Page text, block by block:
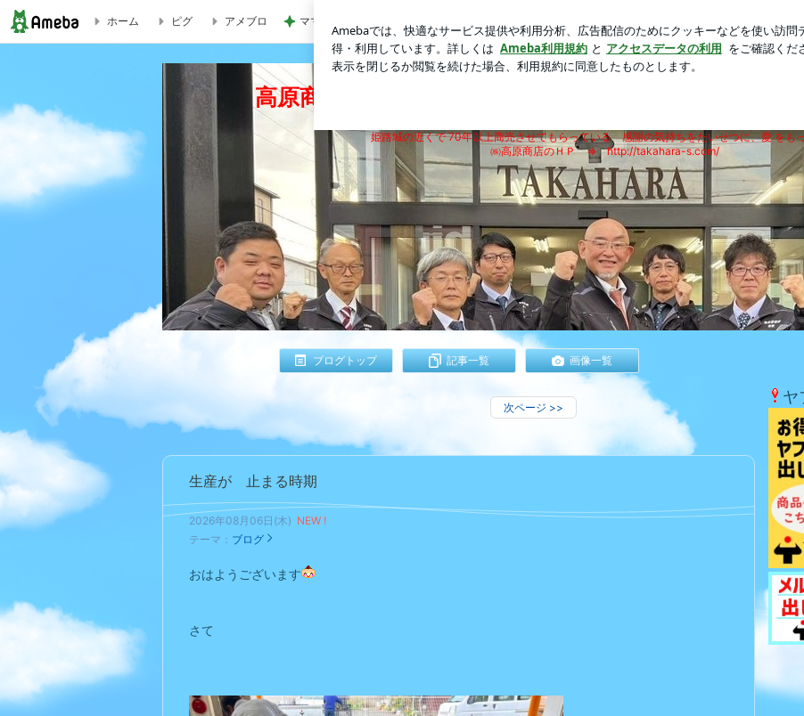
高原商店より まいど！おおきに！いつもありがとうございます！
ホーム ピグ アメブロ ママ依存が強すぎるワガママな愛犬 ロ
高原商店より まいど！おおきに！いつもありがとう
姫路城の近くで 70年以上商売させてもらっている 感謝の気持ちをたいせつに、愛 をも
㈱高原商店のＨＰ ⇒ http://takahara-s.com/
ブログトップ 記事一覧 画像一覧
次ページ >>
生産が 止まる時期
2026年08月06日(木) NEW !
テーマ： ブログ
おはようございます
さて
ヤ